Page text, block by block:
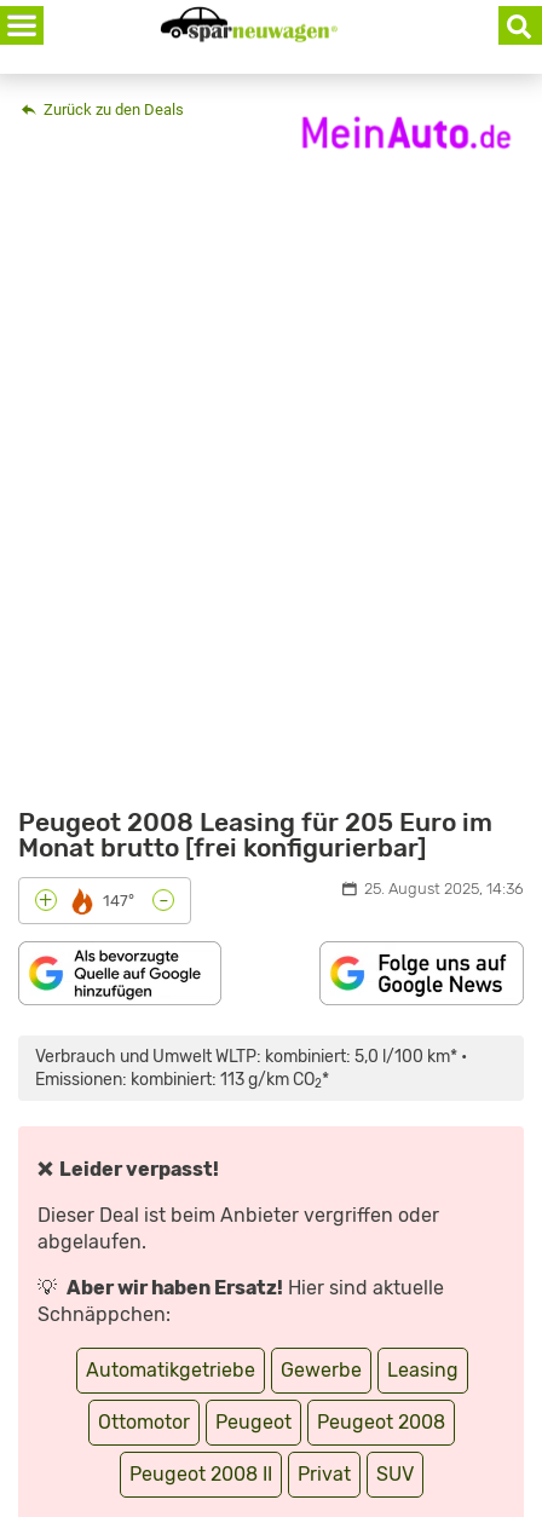
Skip
to
content
Zurück zu den Deals
Peugeot 2008 Leasing für 205 Euro im
Monat brutto [frei konfigurierbar]
+ 147° - 25. August 2025, 14:36
Verbrauch und Umwelt WLTP: kombiniert: 5,0 l/100 km* •
Emissionen: kombiniert: 113 g/km CO2*
❌ Leider verpasst!
Dieser Deal ist beim Anbieter vergriffen oder
abgelaufen.
💡 Aber wir haben Ersatz! Hier sind aktuelle
Schnäppchen:
Automatikgetriebe Gewerbe Leasing
Ottomotor Peugeot Peugeot 2008
Peugeot 2008 II Privat SUV
2008
FACELIFT:
DAS
IST
TEST“
VON
ANZEIGEN